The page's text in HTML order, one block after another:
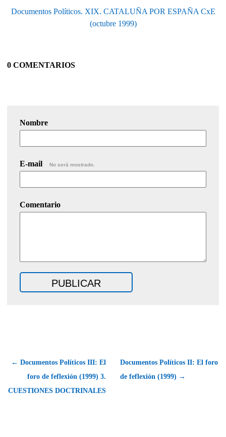
Documentos Políticos. XIX. CATALUÑA POR ESPAÑA CxE
(octubre 1999)
0 COMENTARIOS
Nombre
E-mail No será mostrado.
Comentario
← Documentos Políticos III: El
foro de feflexión (1999) 3.
CUESTIONES DOCTRINALES
Documentos Políticos II: El foro
de feflexión (1999) →